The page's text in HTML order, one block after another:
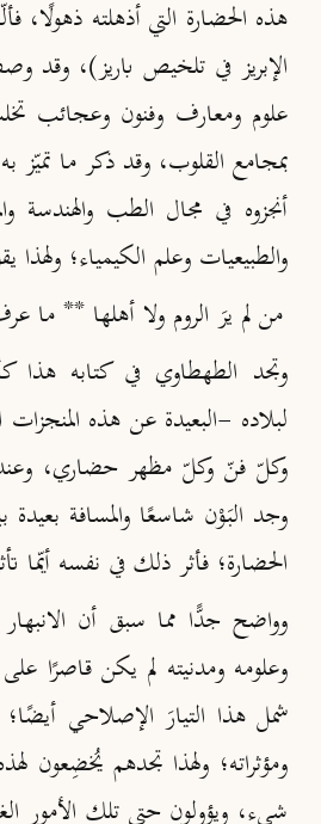
هذه الحضارة التي أذهلته
الإبريز في تلخيص باريز)، وقد
علوم ومعارف وفنون وعجائب
بمجامع القلوب، وقد ذكر ما تميّز
أنجزوه في مجال الطب والهندسة
والطبيعيات وعلم الكيمياء؛ ولهذا
من لم يرَ الروم ولا أهلها ** ما
وتجد الطهطاوي في كتابه هذا
لبلاده -البعيدة عن هذه
وكلّ فنّ وكلّ مظهر حضاري،
وجد البَوْن شاسعًا والمسافة بعيدة
الحضارة؛ فأثر ذلك في نفسه أيّما
وواضح جدًّا مما سبق أن
وعلومه ومدنيته لم يكن قاصرًا على
شمل هذا التيارَ الإصلاحي
ومؤثراته؛ ولهذا تجدهم يُخضِعون
شيء، ويؤولون حتى تلك الأمور